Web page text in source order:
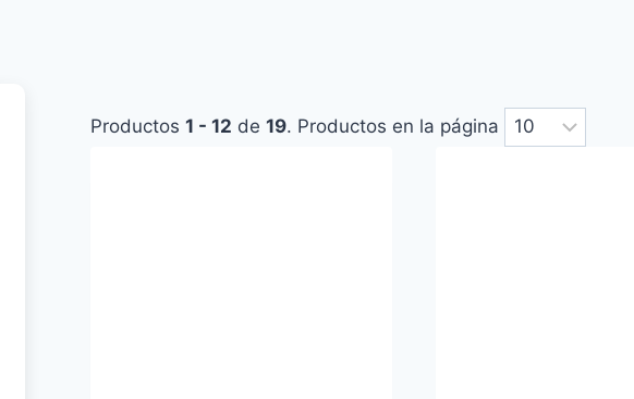
Productos 1 - 12 de 19. Productos en la página